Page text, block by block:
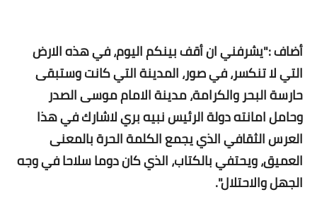
أضاف :"يشرفني ان أقف بينكم اليوم، في هذه الارض
التي لا تنكسر، في صور، المدينة التي كانت وستبقى
حارسة البحر والكرامة، مدينة الامام موسى الصدر
وحامل امانته دولة الرئيس نبيه بري لاشارك في هذا
العرس الثقافي الذي يجمع الكلمة الحرة بالمعنى
العميق، ويحتفي بالكتاب، الذي كان دوما سلاحا في وجه
الجهل والاحتلال".